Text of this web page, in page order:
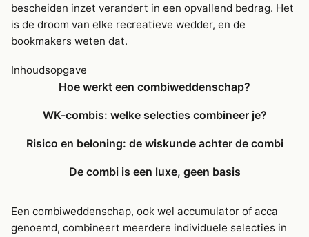
bescheiden inzet verandert in een opvallend bedrag. Het
is de droom van elke recreatieve wedder, en de
bookmakers weten dat.
Inhoudsopgave
Hoe werkt een combiweddenschap?
WK-combis: welke selecties combineer je?
Risico en beloning: de wiskunde achter de combi
De combi is een luxe, geen basis
Een combiweddenschap, ook wel accumulator of acca
genoemd, combineert meerdere individuele selecties in